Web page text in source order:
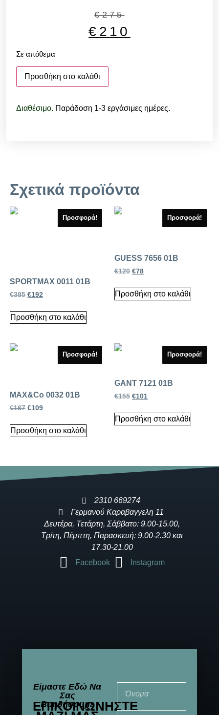
€275
€ 210
Σε απόθεμα
Προσθήκη στο καλάθι
Διαθέσιμο. Παράδοση 1-3 εργάσιμες ημέρες.
Σχετικά προϊόντα
Προσφορά!
SPORTMAX 0011 01B
€385 €192
Προσθήκη στο καλάθι
Προσφορά!
GUESS 7656 01B
€120 €78
Προσθήκη στο καλάθι
Προσφορά!
MAX&Co 0032 01B
€167 €109
Προσθήκη στο καλάθι
Προσφορά!
GANT 7121 01B
€155 €101
Προσθήκη στο καλάθι
2310 669274
Γερμανού Καραβαγγελη 11
Δευτέρα, Τετάρτη, Σάββατο: 9.00-15.00,
Τρίτη, Πέμπτη, Παρασκευή: 9.00-2.30 και
17.30-21.00
Facebook
Instagram
Είμαστε Εδώ Να
Σας
Βοηθήσουμε
ΕΠΙΚΟΙΝΩΝΉΣΤΕ